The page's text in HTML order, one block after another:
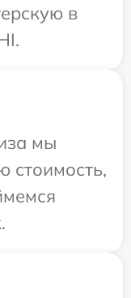
в
мы
стоимость,